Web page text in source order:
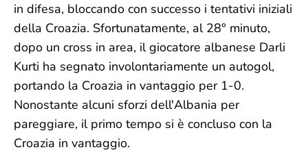
in difesa, bloccando con successo i tentativi iniziali
della Croazia. Sfortunatamente, al 28° minuto,
dopo un cross in area, il giocatore albanese Darli
Kurti ha segnato involontariamente un autogol,
portando la Croazia in vantaggio per 1-0.
Nonostante alcuni sforzi dell'Albania per
pareggiare, il primo tempo si è concluso con la
Croazia in vantaggio.